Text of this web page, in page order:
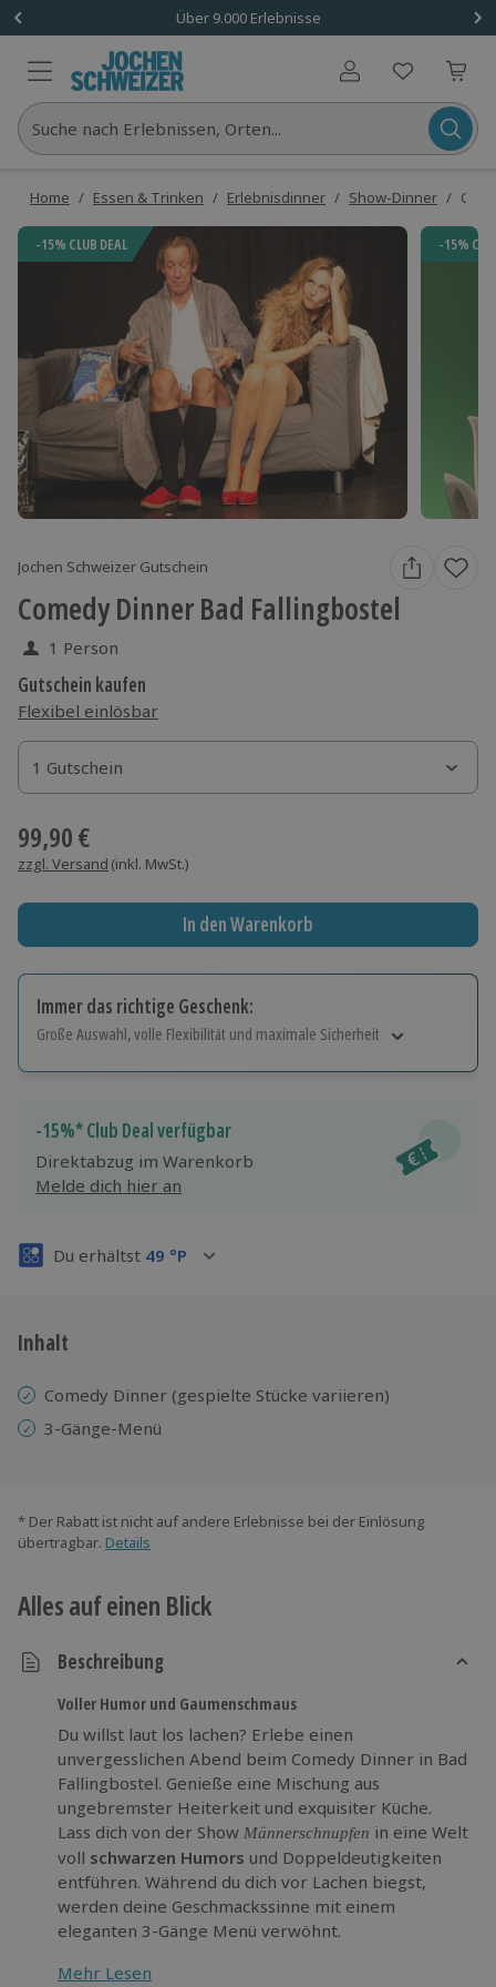
Über 9.000 Erlebnisse
Benutzerkonto
Suche nach Erlebnissen, Orten...
Home / Essen & Trinken / Erlebnisdinner / Show-Dinner /
-15% CLUB DEAL -15%
Jochen Schweizer Gutschein
Comedy Dinner Bad Fallingbostel
1 Person
Gutschein kaufen
Flexibel einlösbar
1 Gutschein
1 Gutschein
1 Gutschein
99,90 €
zzgl. Versand (inkl. MwSt.)
In den Warenkorb
Immer das richtige Geschenk:
Große Auswahl, volle Flexibilität und maximale Sicherheit
Jeder Gutschein für alle Erlebnisse einlösbar.
Maximale Sicherheit
3 Jahre gültig & verlängerbar.
-15%* Club Deal verfügbar
Direktabzug im Warenkorb
Melde dich hier an
Du erhältst 49 °P
Inhalt
Comedy Dinner (gespielte Stücke variieren)
3-Gänge-Menü
* Der Rabatt ist nicht auf andere Erlebnisse bei der Einlösung
übertragbar. Details
Alles auf einen Blick
Beschreibung
Voller Humor und Gaumenschmaus
Du willst laut los lachen? Erlebe einen
unvergesslichen Abend beim Comedy Dinner in Bad
Fallingbostel. Genieße eine Mischung aus
ungebremster Heiterkeit und exquisiter Küche.
Lass dich von der Show Männerschnupfen in eine Welt
voll schwarzen Humors und Doppeldeutigkeiten
entführen. Während du dich vor Lachen biegst,
werden deine Geschmackssinne mit einem
eleganten 3-Gänge Menü verwöhnt.
Gönn Dir diese erstklassige Kombination aus
Mehr Lesen